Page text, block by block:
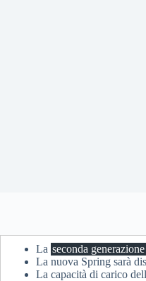
La seconda generazione
La nuova Spring sarà
La capacità di carico